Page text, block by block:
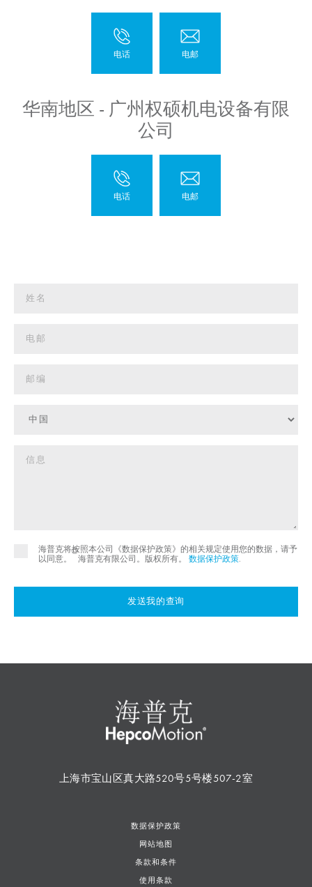
华南地区 - 广州权硕机电设备有限
公司
海普克将按照本公司《数据保护政策》的相关规定使用您的数据，请予
以同意。
©
海普克有限公司。版权所有。 数据保护政策
发送我的查询
上海市宝山区真大路520号5号楼507-2室
数据保护政策
网站地图
条款和条件
使用条款